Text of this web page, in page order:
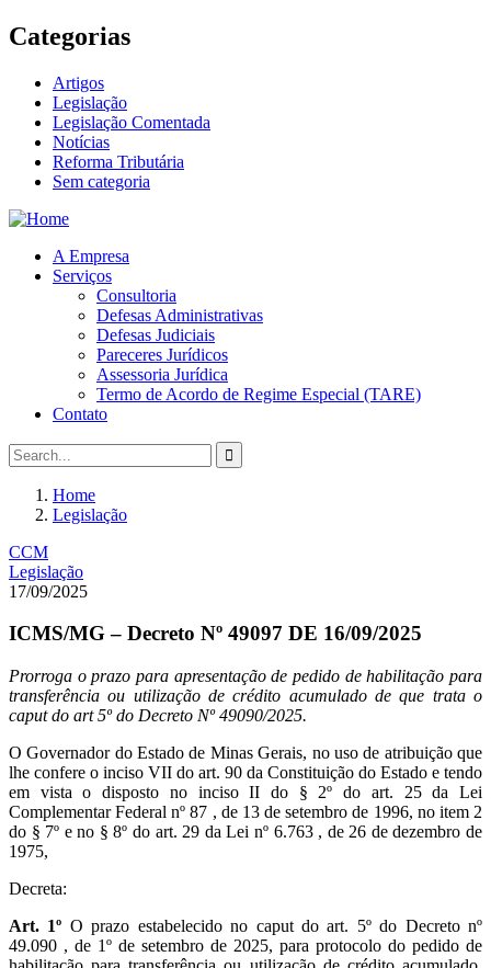
Categorias
Artigos
Legislação
Legislação Comentada
Notícias
Reforma Tributária
Sem categoria
A Empresa
Serviços
Consultoria
Defesas Administrativas
Defesas Judiciais
Pareceres Jurídicos
Assessoria Jurídica
Termo de Acordo de Regime Especial (TARE)
Contato
Home
Legislação
CCM
Legislação
17/09/2025
ICMS/MG – Decreto Nº 49097 DE 16/09/2025
Prorroga o prazo para apresentação de pedido de habilitação para
transferência ou utilização de crédito acumulado de que trata o
caput do art 5º do Decreto Nº 49090/2025.
O Governador do Estado de Minas Gerais, no uso de atribuição que
lhe confere o inciso VII do art. 90 da Constituição do Estado e tendo
em vista o disposto no inciso II do § 2º do art. 25 da Lei
Complementar Federal nº 87 , de 13 de setembro de 1996, no item 2
do § 7º e no § 8º do art. 29 da Lei nº 6.763 , de 26 de dezembro de
1975,
Decreta:
Art. 1º O prazo estabelecido no caput do art. 5º do Decreto nº
49.090 , de 1º de setembro de 2025, para protocolo do pedido de